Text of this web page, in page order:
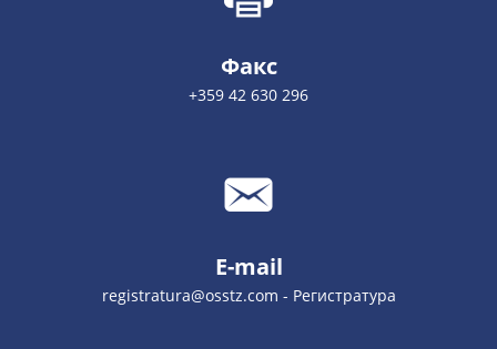
Факс
+359 42 630 296
E-mail
registratura@osstz.com - Регистратура